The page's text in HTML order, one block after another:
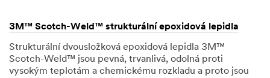
3M™ Scotch-Weld™ strukturální epoxidová lepidla
Strukturální dvousložková epoxidová lepidla 3M™
Scotch-Weld™ jsou pevná, trvanlivá, odolná proti
vysokým teplotám a chemickému rozkladu a proto jsou